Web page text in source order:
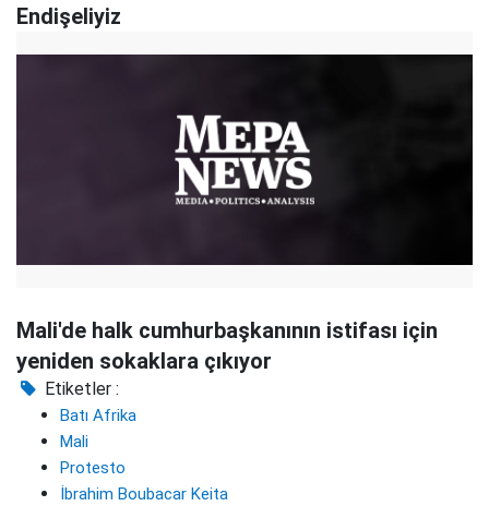
Endişeliyiz
Mali'de halk cumhurbaşkanının istifası için
yeniden sokaklara çıkıyor
Etiketler :
Batı Afrika
Mali
Protesto
İbrahim Boubacar Keita